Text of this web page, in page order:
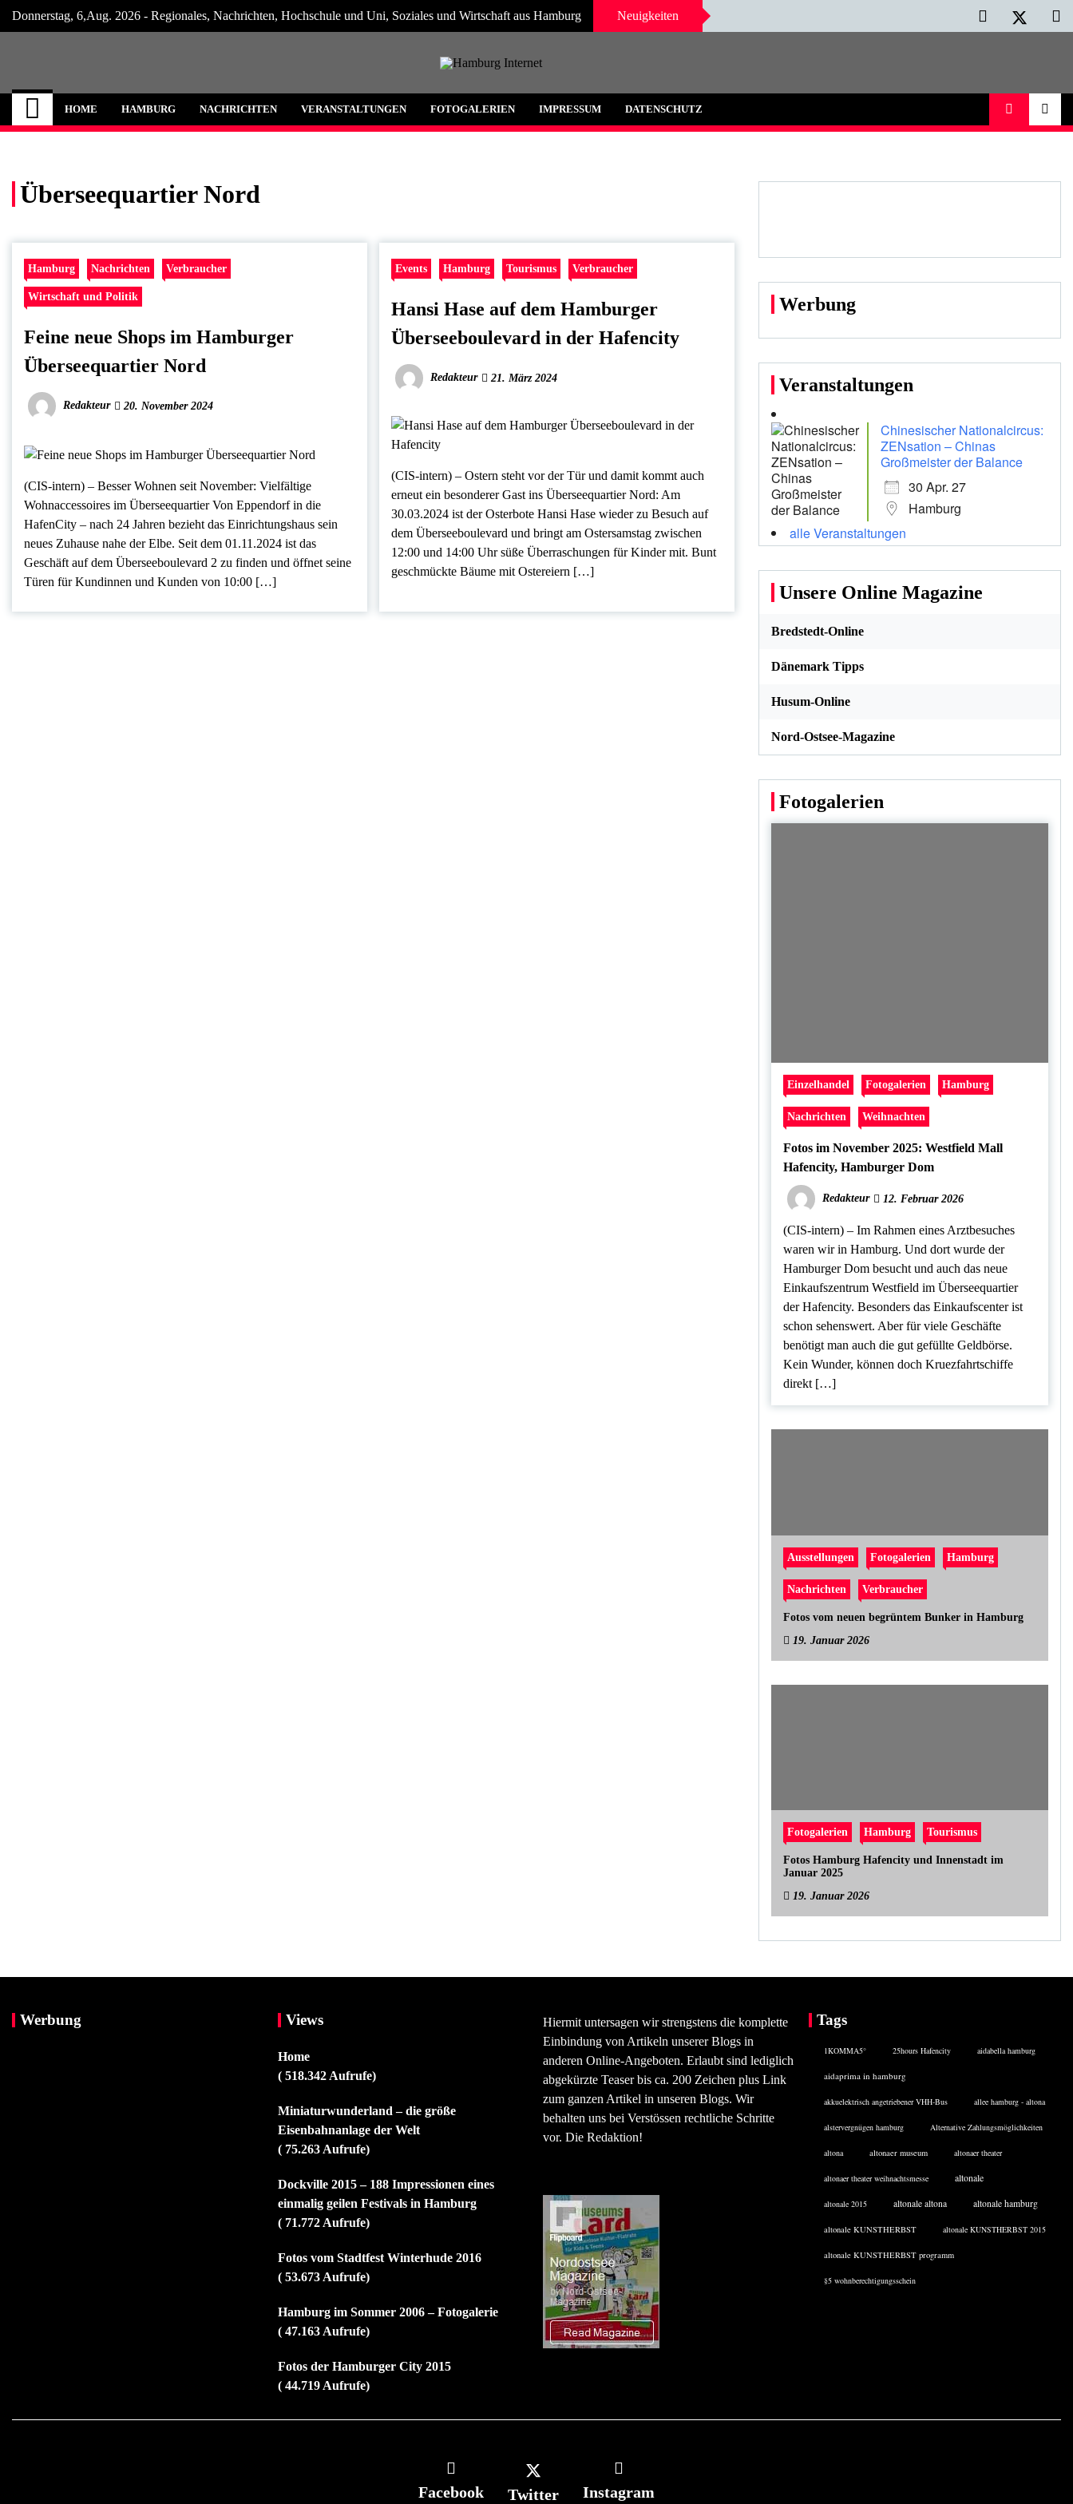
Skip
Donnerstag, 6,Aug. 2026 - Regionales, Nachrichten, Hochschule und Uni, Soziales und Wirtschaft aus Hamburg Neuigkeiten
Hamburg Internet
Neuigkeiten und Nachrichten aus Hamburg und Umgebung
HOME HAMBURG NACHRICHTEN VERANSTALTUNGEN FOTOGALERIEN IMPRESSUM DATENSCHUTZ
Überseequartier Nord
Hamburg Nachrichten Verbraucher
Wirtschaft und Politik
Feine neue Shops im Hamburger
Überseequartier Nord
Redakteur 20. November 2024
(CIS-intern) – Besser Wohnen seit November: Vielfältige
Wohnaccessoires im Überseequartier Von Eppendorf in die
HafenCity – nach 24 Jahren bezieht das Einrichtungshaus sein
neues Zuhause nahe der Elbe. Seit dem 01.11.2024 ist das
Geschäft auf dem Überseeboulevard 2 zu finden und öffnet seine
Türen für Kundinnen und Kunden von 10:00 […]
Events Hamburg Tourismus Verbraucher
Hansi Hase auf dem Hamburger
Überseeboulevard in der Hafencity
Redakteur 21. März 2024
(CIS-intern) – Ostern steht vor der Tür und damit kommt auch
erneut ein besonderer Gast ins Überseequartier Nord: Am
30.03.2024 ist der Osterbote Hansi Hase wieder zu Besuch auf
dem Überseeboulevard und bringt am Ostersamstag zwischen
12:00 und 14:00 Uhr süße Überraschungen für Kinder mit. Bunt
geschmückte Bäume mit Ostereiern […]
Werbung
Veranstaltungen
Chinesischer Nationalcircus:
ZENsation – Chinas
Großmeister der Balance
30 Apr. 27
Hamburg
alle Veranstaltungen
Unsere Online Magazine
Bredstedt-Online
Dänemark Tipps
Husum-Online
Nord-Ostsee-Magazine
Fotogalerien
Einzelhandel Fotogalerien Hamburg
Nachrichten Weihnachten
Fotos im November 2025: Westfield Mall
Hafencity, Hamburger Dom
Redakteur 12. Februar 2026
(CIS-intern) – Im Rahmen eines Arztbesuches
waren wir in Hamburg. Und dort wurde der
Hamburger Dom besucht und auch das neue
Einkaufszentrum Westfield im Überseequartier
der Hafencity. Besonders das Einkaufscenter ist
schon sehenswert. Aber für viele Geschäfte
benötigt man auch die gut gefüllte Geldbörse.
Kein Wunder, können doch Kruezfahrtschiffe
direkt […]
Ausstellungen Fotogalerien Hamburg
Nachrichten Verbraucher
Fotos vom neuen begrüntem Bunker in Hamburg
19. Januar 2026
Fotogalerien Hamburg Tourismus
Fotos Hamburg Hafencity und Innenstadt im
Januar 2025
19. Januar 2026
Werbung Views
Home
( 518.342 Aufrufe)
Miniaturwunderland – die größe
Eisenbahnanlage der Welt
( 75.263 Aufrufe)
Dockville 2015 – 188 Impressionen eines
einmalig geilen Festivals in Hamburg
( 71.772 Aufrufe)
Fotos vom Stadtfest Winterhude 2016
( 53.673 Aufrufe)
Hamburg im Sommer 2006 – Fotogalerie
( 47.163 Aufrufe)
Fotos der Hamburger City 2015
( 44.719 Aufrufe)
Hiermit untersagen wir strengstens die komplette
Einbindung von Artikeln unserer Blogs in
anderen Online-Angeboten. Erlaubt sind lediglich
abgekürzte Teaser bis ca. 200 Zeichen plus Link
zum ganzen Artikel in unseren Blogs. Wir
behalten uns bei Verstössen rechtliche Schritte
vor. Die Redaktion!
Tags
1KOMMA5° 25hours Hafencity aidabella hamburg
aidaprima in hamburg
akkuelektrisch angetriebener VHH-Bus allee hamburg - altona
alstervergnügen hamburg Alternative Zahlungsmöglichkeiten
altona altonaer museum altonaer theater
altonaer theater weihnachtsmesse altonale
altonale 2015 altonale altona altonale hamburg
altonale KUNSTHERBST altonale KUNSTHERBST 2015
altonale KUNSTHERBST programm
§5 wohnberechtigungsschein
Facebook Twitter Instagram